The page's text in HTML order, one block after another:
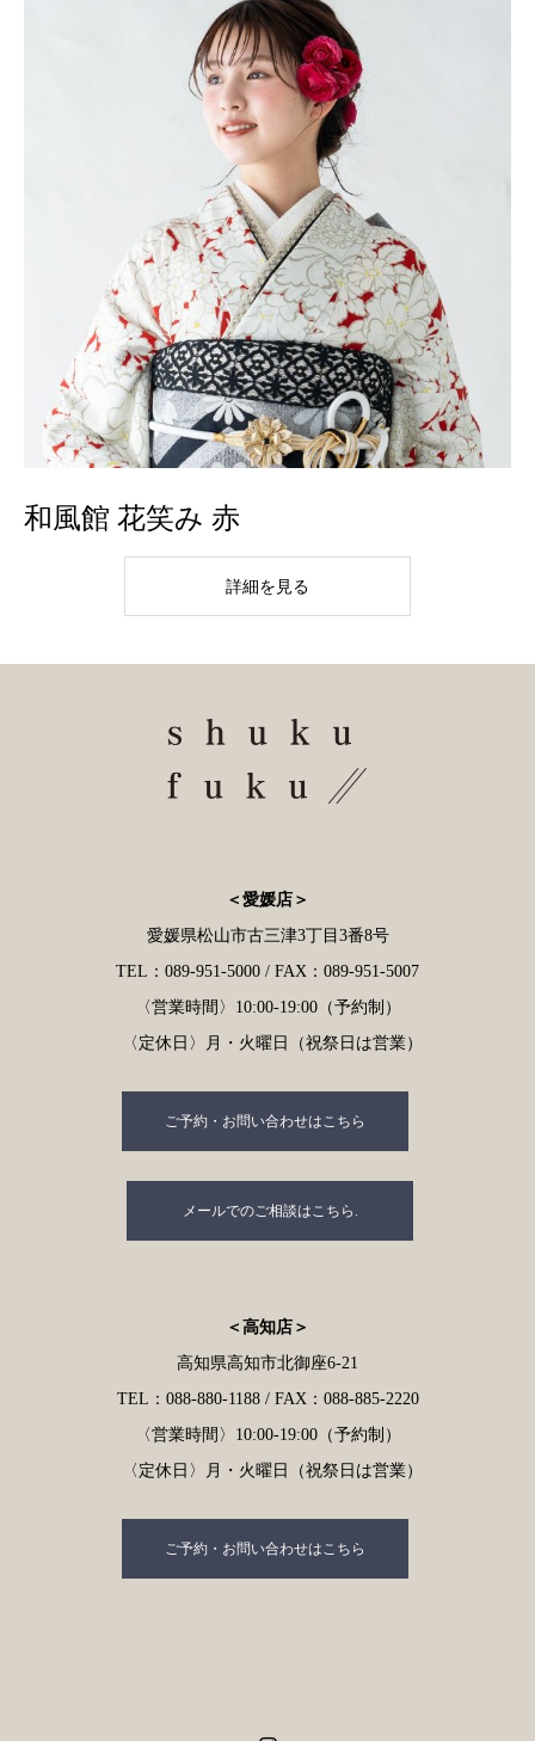
和風館 花笑み 赤
詳細を見る
＜愛媛店＞
愛媛県松山市古三津3丁目3番8号
TEL：089-951-5000 / FAX：089-951-5007
〈営業時間〉10:00-19:00（予約制）
〈定休日〉月・火曜日（祝祭日は営業）
ご予約・お問い合わせはこちら
メールでのご相談はこちら.
＜高知店＞
高知県高知市北御座6-21
TEL：088-880-1188 / FAX：088-885-2220
〈営業時間〉10:00-19:00（予約制）
〈定休日〉月・火曜日（祝祭日は営業）
ご予約・お問い合わせはこちら